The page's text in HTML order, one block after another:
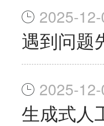
2025-12-
遇到问题
2025-12-
生成式人